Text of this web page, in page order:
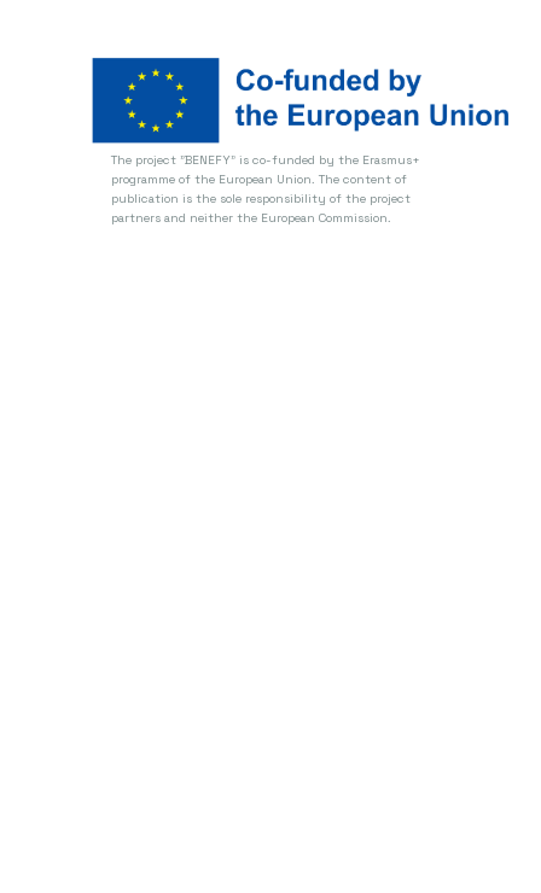
The project "BENEFY" is co-funded by the Erasmus+
programme of the European Union. The content of
publication is the sole responsibility of the project
partners and neither the European Commission.